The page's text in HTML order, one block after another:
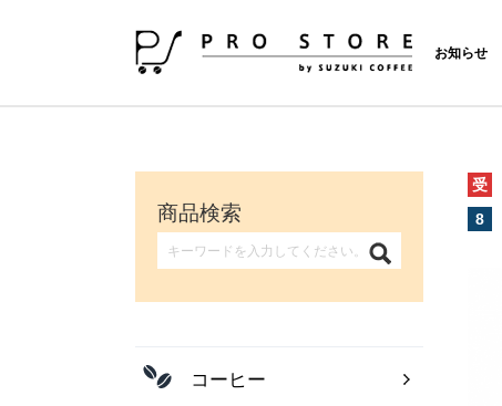
お知らせ
受
8
商品検索
コーヒー